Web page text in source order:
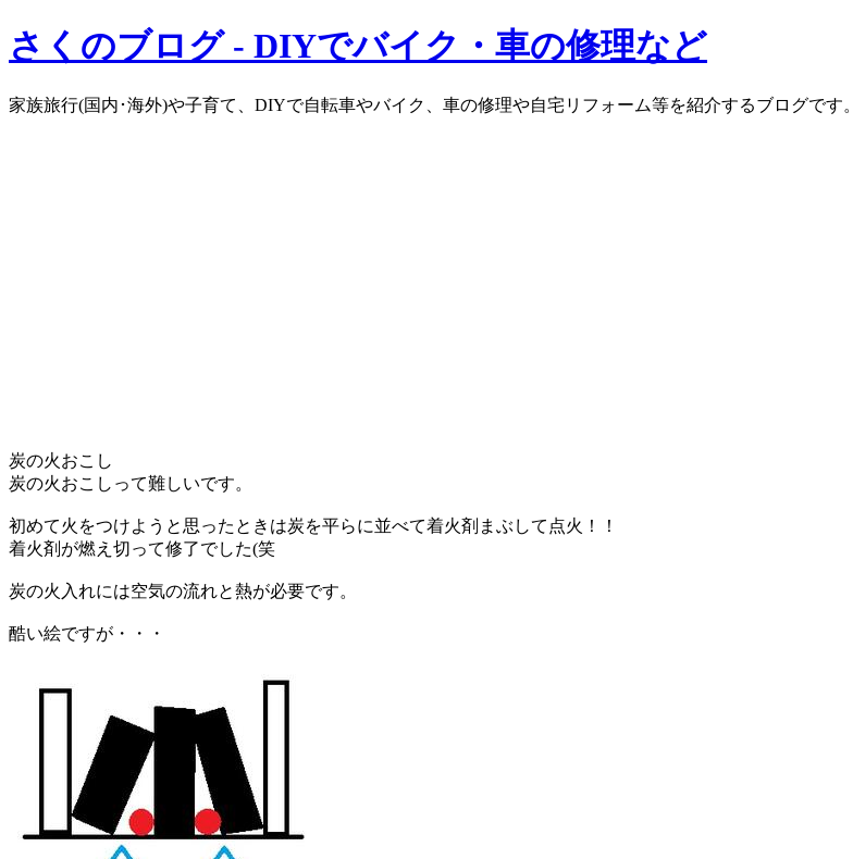
さくのブログ - DIYでバイク・車の修理など
家族旅行(国内･海外)や子育て、DIYで自転車やバイク、車の修理や自宅リフォーム等を紹介するブログです。
炭の火おこし
炭の火おこしって難しいです。
初めて火をつけようと思ったときは炭を平らに並べて着火剤まぶして点火！！
着火剤が燃え切って修了でした(笑
炭の火入れには空気の流れと熱が必要です。
酷い絵ですが・・・